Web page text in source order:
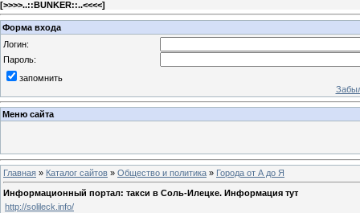
[>>>>..::BUNKER::..<<<<]
Форма входа
Логин:
Пароль:
запомнить
Меню сайта
Главная » Каталог сайтов » Общество и политика » Города от А до Я
Информационный портал: такси в Соль-Илецке. Информация тут
http://solileck.info/